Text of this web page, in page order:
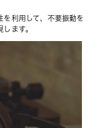
利用して、不要振動を
ます。